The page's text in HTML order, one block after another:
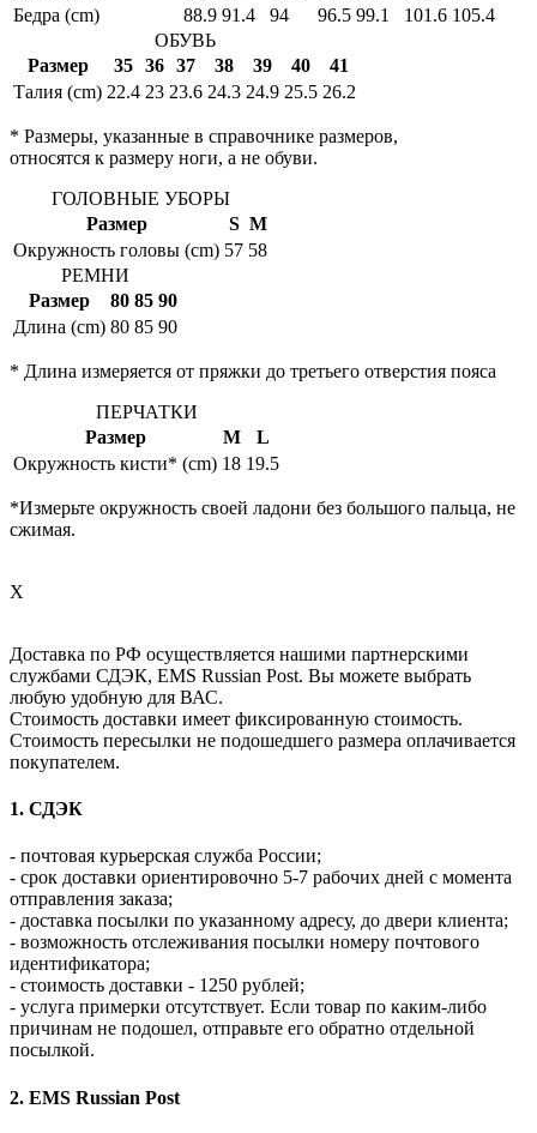
Бедра (cm)
88.9 91.4 94 96.5 99.1 101.6 105.4
ОБУВЬ
Размер
35 36 37 38 39 40
41
Талия (cm) 22.4 23 23.6 24.3 24.9 25.5 26.2
* Размеры, указанные в справочнике размеров,
относятся к размеру ноги, а не обуви.
ГОЛОВНЫЕ УБОРЫ
Размер
S M
Окружность головы (cm) 57 58
РЕМНИ
Размер
80 85 90
Длина (cm) 80 85 90
* Длина измеряется от пряжки до третьего отверстия пояса
ПЕРЧАТКИ
Размер
M
L
Окружность кисти* (cm) 18 19.5
*Измерьте окружность своей ладони без большого пальца, не
сжимая.
X
Доставка по РФ осуществляется нашими партнерскими
службами СДЭК, EMS Russian Post. Вы можете выбрать
любую удобную для ВАС.
Стоимость доставки имеет фиксированную стоимость.
Стоимость пересылки не подошедшего размера оплачивается
покупателем.
1. СДЭК
- почтовая курьерская служба России;
- срок доставки ориентировочно 5-7 рабочих дней с момента
отправления заказа;
- доставка посылки по указанному адресу, до двери клиента;
- возможность отслеживания посылки номеру почтового
идентификатора;
- стоимость доставки - 1250 рублей;
- услуга примерки отсутствует. Если товар по каким-либо
причинам не подошел, отправьте его обратно отдельной
посылкой.
2. EMS Russian Post